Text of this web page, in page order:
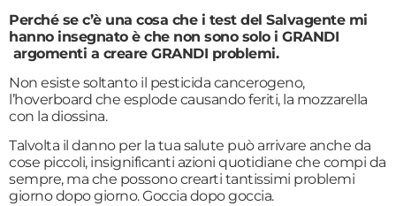
Perché se c’è una cosa che i test del Salvagente mi
hanno insegnato è che non sono solo i GRANDI
argomenti a creare GRANDI problemi.
Non esiste soltanto il pesticida cancerogeno,
l’hoverboard che esplode causando feriti, la mozzarella
con la diossina.
Talvolta il danno per la tua salute può arrivare anche da
cose piccoli, insignificanti azioni quotidiane che compi da
sempre, ma che possono crearti tantissimi problemi
giorno dopo giorno. Goccia dopo goccia.